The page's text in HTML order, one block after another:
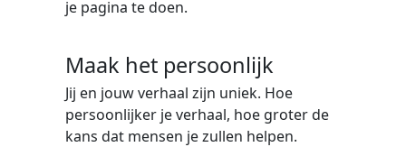
je pagina te doen.
Maak het persoonlijk
Jij en jouw verhaal zijn uniek. Hoe
persoonlijker je verhaal, hoe groter de
kans dat mensen je zullen helpen.